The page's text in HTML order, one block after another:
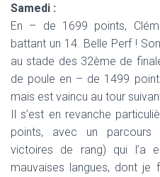
Samedi :
En – de 1699 points,
battant un 14. Belle Perf !
au stade des 32ème de
de poule en – de 1499
mais est vaincu au tour
Il s’est en revanche
points, avec un parcours
victoires de rang) qui l’a
mauvaises langues, dont je